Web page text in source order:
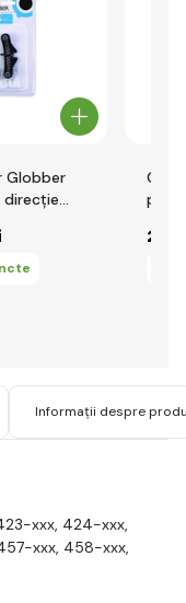
Globber
direcție
/ PRIMO
28
Informații despre
xxx, 424-xxx,
xxx, 458-xxx,